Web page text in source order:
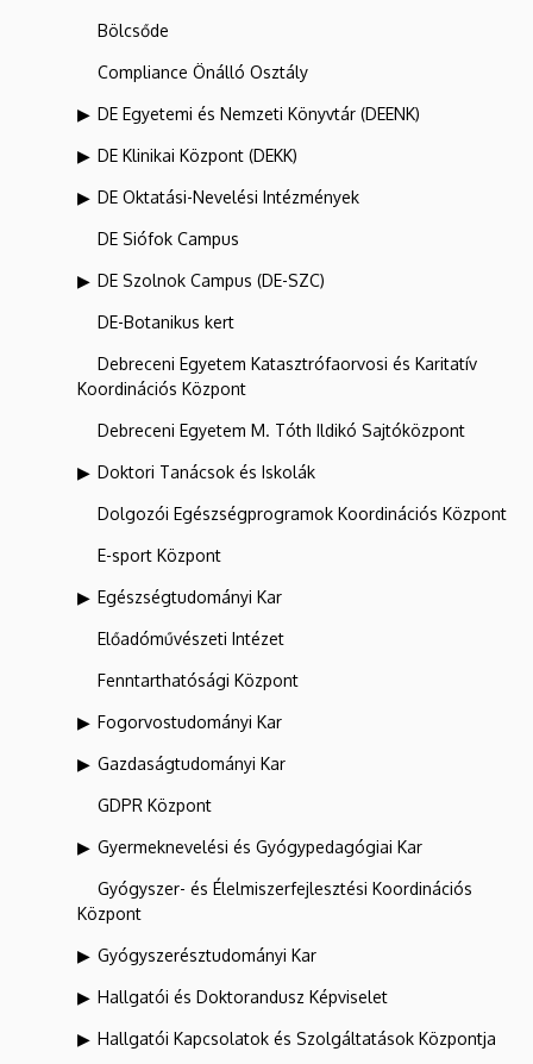
Bölcsőde
Compliance Önálló Osztály
DE Egyetemi és Nemzeti Könyvtár (DEENK)
DE Klinikai Központ (DEKK)
DE Oktatási-Nevelési Intézmények
DE Siófok Campus
DE Szolnok Campus (DE-SZC)
DE-Botanikus kert
Debreceni Egyetem Katasztrófaorvosi és Karitatív
Koordinációs Központ
Debreceni Egyetem M. Tóth Ildikó Sajtóközpont
Doktori Tanácsok és Iskolák
Dolgozói Egészségprogramok Koordinációs Központ
E-sport Központ
Egészségtudományi Kar
Előadóművészeti Intézet
Fenntarthatósági Központ
Fogorvostudományi Kar
Gazdaságtudományi Kar
GDPR Központ
Gyermeknevelési és Gyógypedagógiai Kar
Gyógyszer- és Élelmiszerfejlesztési Koordinációs
Központ
Gyógyszerésztudományi Kar
Hallgatói és Doktorandusz Képviselet
Hallgatói Kapcsolatok és Szolgáltatások Központja